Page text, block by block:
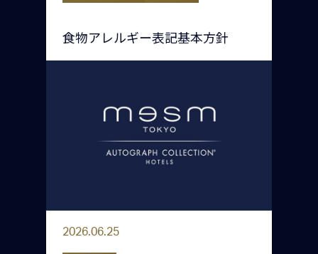
食物アレルギー表記基本方針
2026.06.25